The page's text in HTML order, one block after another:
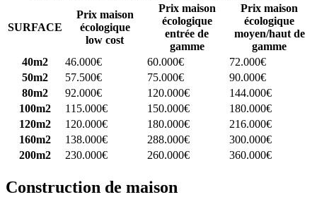
SURFACE
Prix maison
écologique
low cost
Prix maison
écologique
entrée de
gamme
Prix maison
écologique
moyen/haut de
gamme
40m2
46.000€ 60.000€
72.000€
50m2
57.500€ 75.000€
90.000€
80m2
92.000€ 120.000€
144.000€
100m2
115.000€ 150.000€
180.000€
120m2
120.000€ 180.000€
216.000€
160m2
138.000€ 288.000€
300.000€
200m2
230.000€ 260.000€ 360.000€
Construction de maison